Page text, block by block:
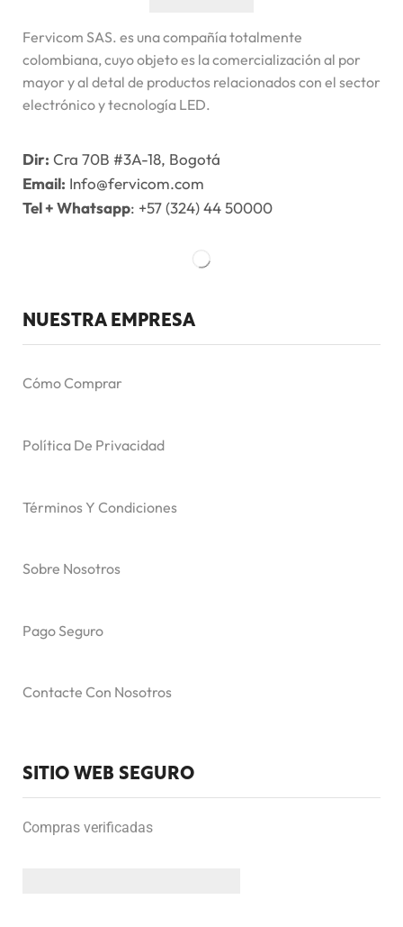
Fervicom SAS. es una compañía totalmente
colombiana, cuyo objeto es la comercialización al por
mayor y al detal de productos relacionados con el sector
electrónico y tecnología LED.
Dir: Cra 70B #3A-18, Bogotá
Email: Info@fervicom.com
Tel + Whatsapp: +57 (324) 44 50000
NUESTRA EMPRESA
Cómo Comprar
Política De Privacidad
Términos Y Condiciones
Sobre Nosotros
Pago Seguro
Contacte Con Nosotros
SITIO WEB SEGURO
Compras verificadas